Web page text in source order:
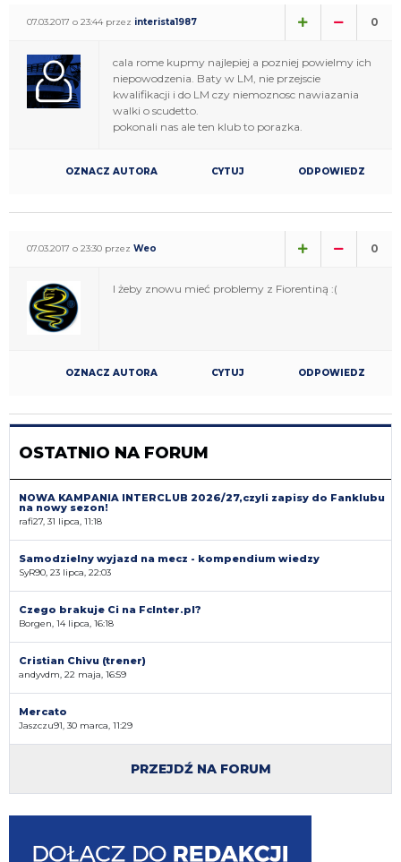
07.03.2017 o 23:44 przez interista1987 0
cala rome kupmy najlepiej a pozniej powielmy ich
niepowodzenia. Baty w LM, nie przejscie
kwalifikacji i do LM czy niemoznosc nawiazania
walki o scudetto.
pokonali nas ale ten klub to porazka.
OZNACZ AUTORA CYTUJ ODPOWIEDZ
07.03.2017 o 23:30 przez Weo 0
I żeby znowu mieć problemy z Fiorentiną :(
OZNACZ AUTORA CYTUJ ODPOWIEDZ
OSTATNIO NA FORUM
NOWA KAMPANIA INTERCLUB 2026/27,czyli zapisy do Fanklubu
na nowy sezon!
rafi27, 31 lipca, 11:18
Samodzielny wyjazd na mecz - kompendium wiedzy
SyR90, 23 lipca, 22:03
Czego brakuje Ci na FcInter.pl?
Borgen, 14 lipca, 16:18
Cristian Chivu (trener)
andyvdm, 22 maja, 16:59
Mercato
Jaszczu91, 30 marca, 11:29
PRZEJDŹ NA FORUM